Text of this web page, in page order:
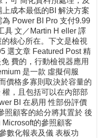
成本最低的BI 解決方案
Power BI Pro 支付9.99
具 文／Martin H eller 譯
核心所在。下文是檢視
選文章 Featured Post 精
費的，行動檢視器應用
是一款 虛擬伺服
價格多寡則取決於容量的
，且包括可以在內部部
BI 在易用 性部份評價
照顧客的給分將其置於 後
的參照顧客
數化報表及儀 表板功